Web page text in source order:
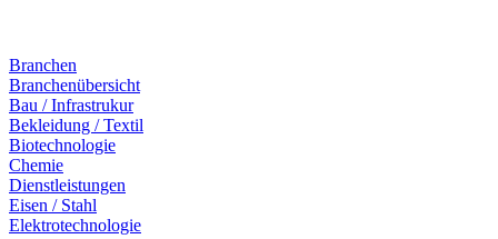
Branchen
Branchenübersicht
Bau / Infrastrukur
Bekleidung / Textil
Biotechnologie
Chemie
Dienstleistungen
Eisen / Stahl
Elektrotechnologie